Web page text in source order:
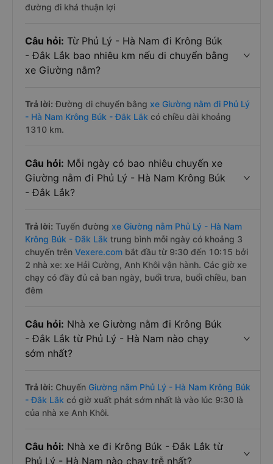
đường đi khá thuận lợi
Câu hỏi: Từ Phủ Lý - Hà Nam đi Krông Búk
- Đắk Lắk bao nhiêu km nếu di chuyển bằng
xe Giường nằm?
Trả lời: Đường di chuyển bằng xe Giường nằm đi Phủ Lý
- Hà Nam Krông Búk - Đắk Lắk có chiều dài khoảng
1310 km.
Câu hỏi: Mỗi ngày có bao nhiêu chuyến xe
Giường nằm đi Phủ Lý - Hà Nam Krông Búk
- Đắk Lắk?
Trả lời: Tuyến đường xe Giường nằm Phủ Lý - Hà Nam
Krông Búk - Đắk Lắk trung bình mỗi ngày có khoảng 3
chuyến trên Vexere.com bắt đầu từ 9:30 đến 10:15 bởi
2 nhà xe: xe Hải Cường, Anh Khôi vận hành. Các giờ xe
chạy có đầy đủ cả ban ngày, buổi trưa, buổi chiều, ban
đêm
Câu hỏi: Nhà xe Giường nằm đi Krông Búk
- Đắk Lắk từ Phủ Lý - Hà Nam nào chạy
sớm nhất?
Trả lời: Chuyến Giường nằm Phủ Lý - Hà Nam Krông Búk
- Đắk Lắk có giờ xuất phát sớm nhất là vào lúc 9:30 là
của nhà xe Anh Khôi.
Câu hỏi: Nhà xe đi Krông Búk - Đắk Lắk từ
Phủ Lý - Hà Nam nào chạy trễ nhất?